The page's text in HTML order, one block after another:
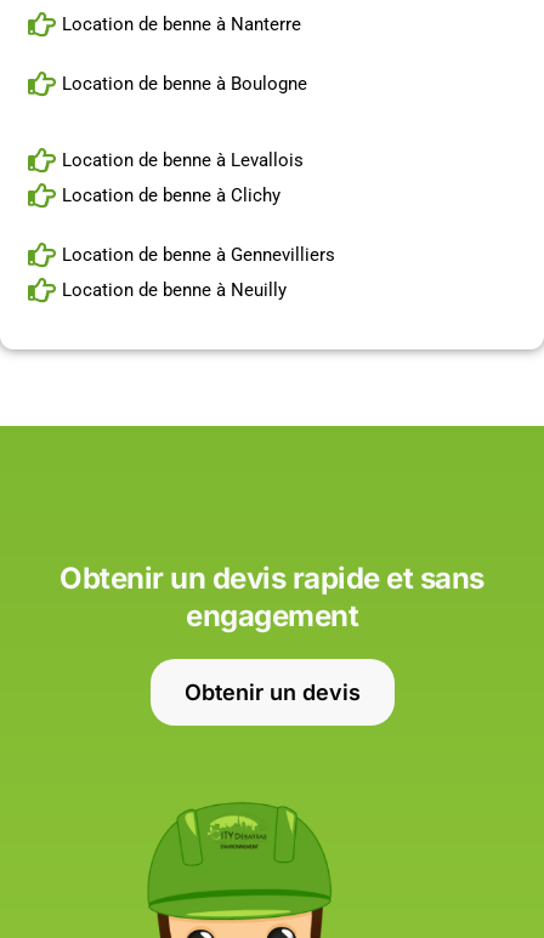
Location de benne à Nanterre
Location de benne à Boulogne
Location de benne à Levallois
Location de benne à Clichy
Location de benne à Gennevilliers
Location de benne à Neuilly
Obtenir un devis rapide et sans
engagement
Obtenir un devis